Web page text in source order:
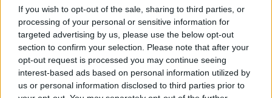
If you wish to opt-out of the sale, sharing to third parties, or
processing of your personal or sensitive information for
targeted advertising by us, please use the below opt-out
section to confirm your selection. Please note that after your
opt-out request is processed you may continue seeing
interest-based ads based on personal information utilized by
us or personal information disclosed to third parties prior to